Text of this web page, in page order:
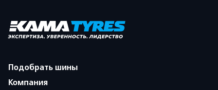
Подобрать шины
Компания